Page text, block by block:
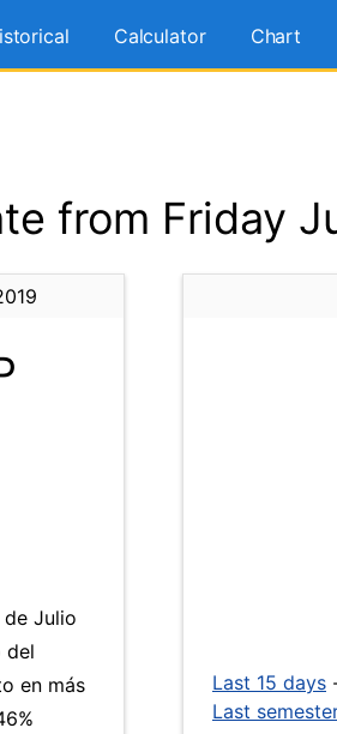
Calculator Chart
from Friday
Julio
del
en más
Last 15 days
Last